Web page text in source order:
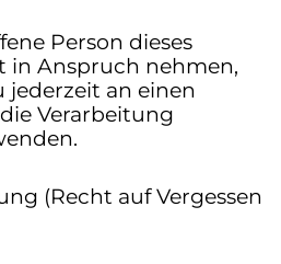
Person dieses
in Anspruch nehmen,
jederzeit an einen
Verarbeitung
(Recht auf Vergessen